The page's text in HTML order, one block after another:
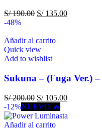
S/190.00 S/135.00
-48%
Añadir al carrito
Quick view
Add to wishlist
Sukuna – (Fuga Ver.)
S/200.00 S/105.00
-12%NUEVO 🔥
Añadir al carrito